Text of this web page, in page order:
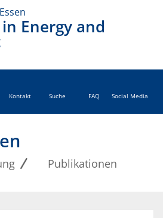
Energy and
Kontakt Suche FAQ Social Media
Publikationen